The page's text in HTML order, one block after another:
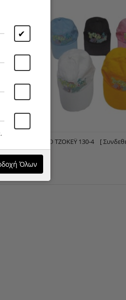
ΚΑΠΈΛO ΤΖΌΚΕΫ 130-4 [
✔
Όλων